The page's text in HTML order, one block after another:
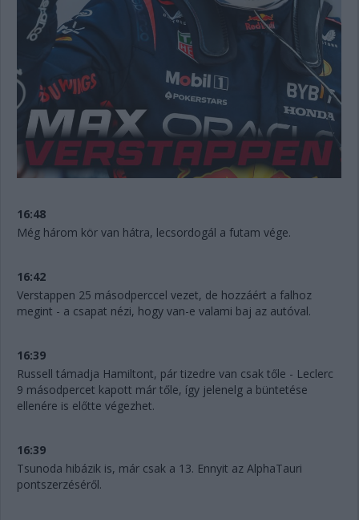
16:48
Még három kör van hátra, lecsordogál a futam vége.
16:42
Verstappen 25 másodperccel vezet, de hozzáért a falhoz
megint - a csapat nézi, hogy van-e valami baj az autóval.
16:39
Russell támadja Hamiltont, pár tizedre van csak tőle - Leclerc
9 másodpercet kapott már tőle, így jelenelg a büntetése
ellenére is előtte végezhet.
16:39
Tsunoda hibázik is, már csak a 13. Ennyit az AlphaTauri
pontszerzéséről.